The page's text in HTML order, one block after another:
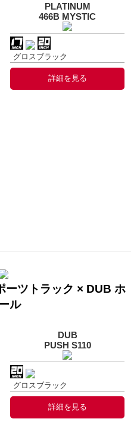
PLATINUM
466B MYSTIC
グロスブラック
詳細を見る
ツトラック × DUB ホ
ル
DUB
PUSH S110
グロスブラック
詳細を見る